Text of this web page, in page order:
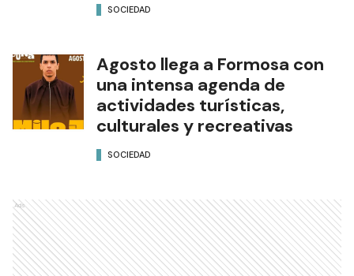
SOCIEDAD
Agosto llega a Formosa con
una intensa agenda de
actividades turísticas,
culturales y recreativas
SOCIEDAD
Ads